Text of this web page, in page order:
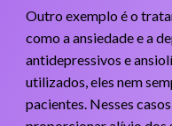
Outro exemplo é o
como a ansiedade e a
antidepressivos e
utilizados, eles nem
pacientes. Nesses